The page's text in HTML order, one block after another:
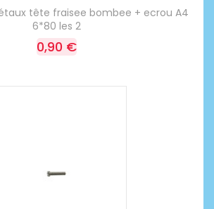
tête fraisee bombee + ecrou A4
6*80 les 2
0,90 €